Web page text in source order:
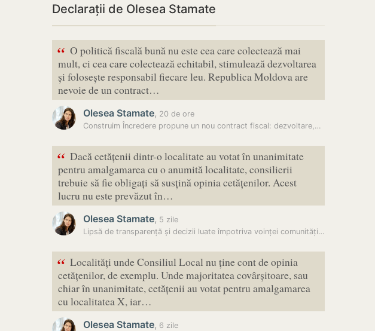
Declarații de Olesea Stamate
“ O politică fiscală bună nu este cea care colectează mai
mult, ci cea care colectează echitabil, stimulează dezvoltarea
și folosește responsabil fiecare leu. Republica Moldova are
nevoie de un contract…
Olesea Stamate, 20 de ore
Construim Încredere propune un nou contract fiscal: dezvoltare,…
“ Dacă cetățenii dintr-o localitate au votat în unanimitate
pentru amalgamarea cu o anumită localitate, consilierii
trebuie să fie obligați să susțină opinia cetățenilor. Acest
lucru nu este prevăzut în…
Olesea Stamate, 5 zile
Lipsă de transparență și decizii luate împotriva voinței comunităților…
“ Localități unde Consiliul Local nu ține cont de opinia
cetățenilor, de exemplu. Unde majoritatea covârșitoare, sau
chiar în unanimitate, cetățenii au votat pentru amalgamarea
cu localitatea X, iar…
Olesea Stamate, 6 zile